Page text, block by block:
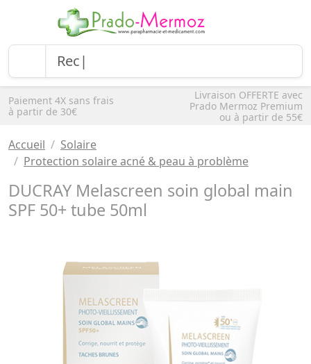
Paiement 4X sans frais
à partir de 30€
Livraison OFFERTE avec
Prado Mermoz Premium
ou à partir de 55€
Accueil
Solaire
Protection solaire acné & peau à problème
DUCRAY Melascreen soin global main
SPF 50+ tube 50ml